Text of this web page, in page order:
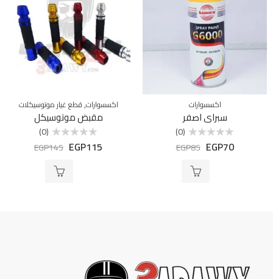
اكسسوارات
سبراي اصفر
التقييم
(0)
EGP70
EGP85
اكسسوارات,قطع غيار موتوسيكلات
مقبض موتوسيكل
التقييم
(0)
EGP115
EGP145